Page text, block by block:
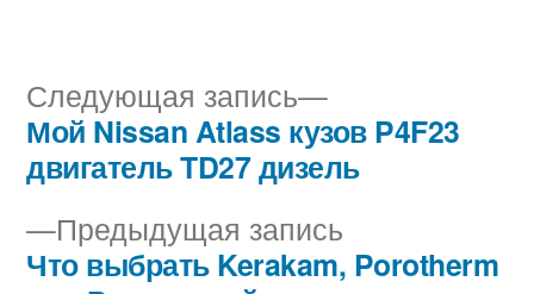
Навигация
записям
Предыдущая запись
запись:
Что выбрать Kerakam, Porotherm
Следующая запись
Следующая
запись:
Мой Nissan Atlass кузов P4F23
двигатель TD27 дизель